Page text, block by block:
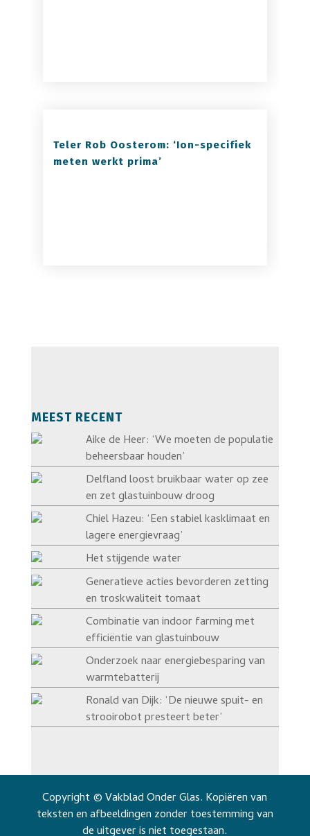
Teler Rob Oosterom: ‘Ion-specifiek
meten werkt prima’
MEEST RECENT
Aike de Heer: ‘We moeten de populatie
beheersbaar houden’
Delfland loost bruikbaar water op zee
en zet glastuinbouw droog
Chiel Hazeu: ‘Een stabiel kasklimaat en
lagere energievraag’
Het stijgende water
Generatieve acties bevorderen zetting
en troskwaliteit tomaat
Combinatie van indoor farming met
efficiëntie van glastuinbouw
Onderzoek naar energiebesparing van
warmtebatterij
Ronald van Dijk: ‘De nieuwe spuit- en
strooirobot presteert beter’
Copyright © Vakblad Onder Glas. Kopiëren van
teksten en afbeeldingen zonder toestemming van
de uitgever is niet toegestaan.